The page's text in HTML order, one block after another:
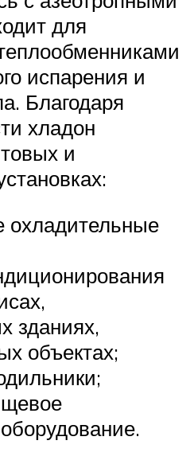
для
испарения и
Благодаря
хладон
и
охладительные
зданиях,
объектах;